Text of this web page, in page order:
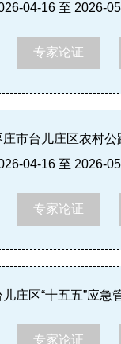
04-16 至 2026-
专家论证
市台儿庄区农村
04-16 至 2026-
专家论证
庄区“十五五”应急
专家论证